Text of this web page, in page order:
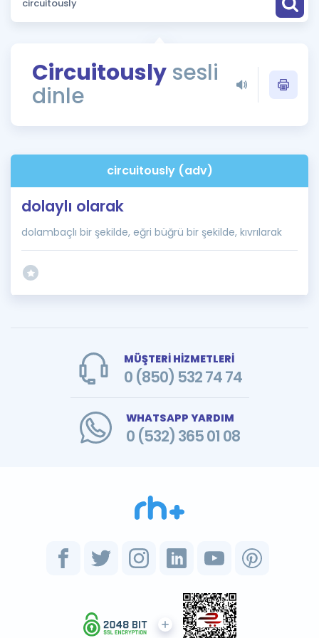
Puan Hesaplama
ÖSYM Sınav Takvimi
Kampanyalar
İngilizce Gramer
Circuitously sesli
dinle
circuitously (adv)
dolaylı olarak
dolambaçlı bir şekilde, eğri büğrü bir şekilde, kıvrılarak
MÜŞTERİ HİZMETLERİ
0 (850) 532 74 74
WHATSAPP YARDIM
0 (532) 365 01 08